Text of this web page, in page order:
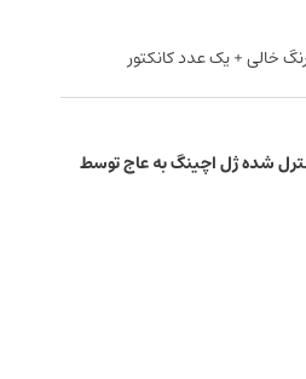
شده ژل اچینگ به عاج توسط